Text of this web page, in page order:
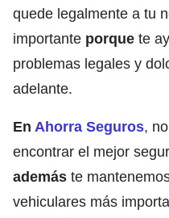
quede legalmente a tu
importante porque te
problemas legales y
adelante.
En Ahorra Seguros,
encontrar el mejor
además te
vehiculares más